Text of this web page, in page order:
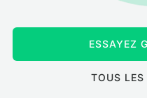
ESSAYEZ
TOUS LES